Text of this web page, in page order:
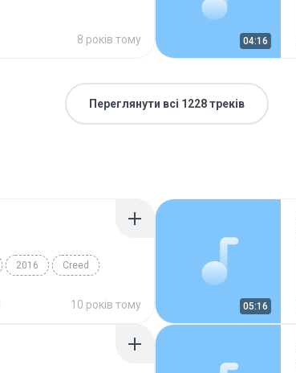
8 років тому 04:16
Переглянути всі 1228 треків
2016 Creed
10 років тому 05:16